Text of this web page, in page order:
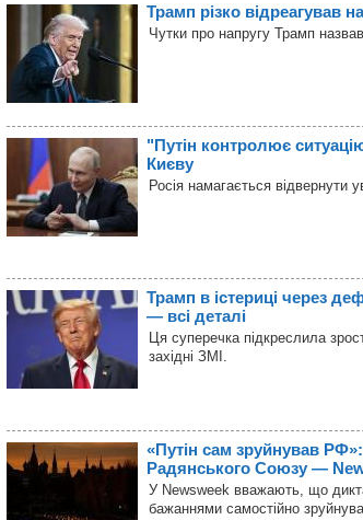
Трамп різко відреагував
Чутки про напругу Трамп
"Путін контролює
Києву
Росія намагається відвернути
Трамп в істериці через
— всі деталі
Ця суперечка підкреслила
західні ЗМІ.
«Путін сам зруйнував
Радянського Союзу —
У Newsweek вважають, що
бажаннями самостійно